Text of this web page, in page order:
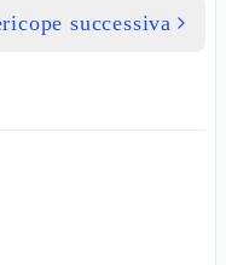
successiva